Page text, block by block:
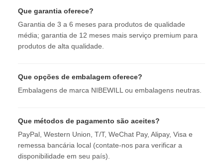
Que garantia oferece?
Garantia de 3 a 6 meses para produtos de qualidade
média; garantia de 12 meses mais serviço premium para
produtos de alta qualidade.
Que opções de embalagem oferece?
Embalagens de marca NIBEWILL ou embalagens neutras.
Que métodos de pagamento são aceites?
PayPal, Western Union, T/T, WeChat Pay, Alipay, Visa e
remessa bancária local (contate-nos para verificar a
disponibilidade em seu país).